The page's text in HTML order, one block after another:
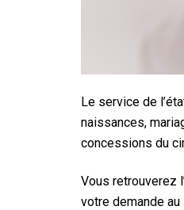
Le service de
naissances,
concessions du
Vous retrouverez
votre demande